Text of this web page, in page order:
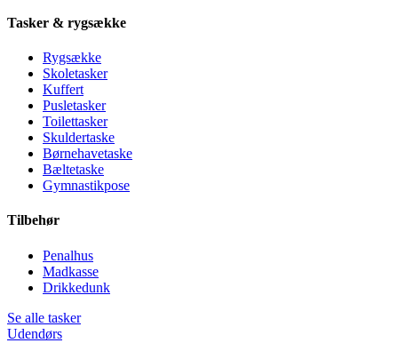
Tasker & rygsække
Rygsække
Skoletasker
Kuffert
Pusletasker
Toilettasker
Skuldertaske
Børnehavetaske
Bæltetaske
Gymnastikpose
Tilbehør
Penalhus
Madkasse
Drikkedunk
Se alle tasker
Udendørs